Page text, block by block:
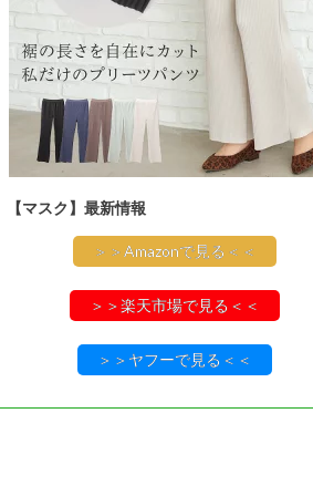
【マスク】最新情報
＞＞Amazonで見る＜＜
＞＞楽天市場で見る＜＜
＞＞ヤフーで見る＜＜